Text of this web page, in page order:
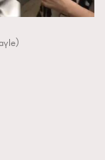
）